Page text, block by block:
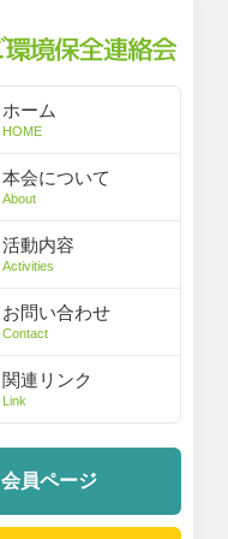
ホーム
HOME
本会について
About
活動内容
Activities
お問い合わせ
Contact
関連リンク
Link
会員ページ